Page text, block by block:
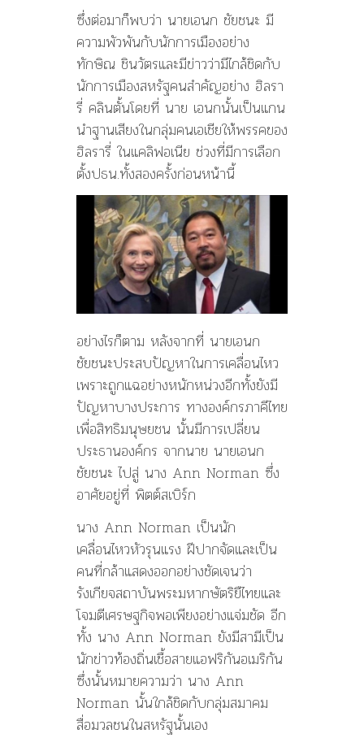
ซึ่งต่อมาก็พบว่า นายเอนก ชัยชนะ มี
ความพัวพันกับนักการเมืองอย่าง
ทักษิณ ชินวัตรและมีข่าวว่ามีไกล้ชิดกับ
นักการเมืองสหรัฐคนสำคัญอย่าง ฮิลรา
รี่ คลินตั้นโดยที่ นาย เอนกนั้นเป็นแกน
นำฐานเสียงในกลุ่มคนเอเชียให้พรรคของ
ฮิลรารี่ ในแคลิฟอเนีย ช่วงที่มีการเลือก
ตั้งปธน.ทั้งสองครั้งก่อนหน้านี้
อย่างไรก็ตาม หลังจากที่ นายเอนก
ชัยชนะประสบปัญหาในการเคลื่อนไหว
เพราะถูกแฉอย่างหนักหน่วงอีกทั้งยังมี
ปัญหาบางประการ ทางองค์กรภาคีไทย
เพื่อสิทธิมนุษยชน นั้นมีการเปลี่ยน
ประธานองค์กร จากนาย นายเอนก
ชัยชนะ ไปสู่ นาง Ann Norman ซึ่ง
อาศัยอยู่ที่ พิตต์สเบิร์ก
นาง Ann Norman เป็นนัก
เคลื่อนไหวหัวรุนแรง ฝีปากจัดและเป็น
คนที่กล้าแสดงออกอย่างชัดเจนว่า
รังเกียจสถาบันพระมหากษัตริยืไทยและ
โจมตีเศรษฐกิจพอเพียงอย่างแจ่มชัด อีก
ทั้ง นาง Ann Norman ยังมีสามีเป็น
นักข่าวท้องถิ่นเชื้อสายแอฟริกันอเมริกัน
ซึ่งนั้นหมายความว่า นาง Ann
Norman นั้นใกล้ชิดกับกลุ่มสมาคม
สื่อมวลชนในสหรัฐนั้นเอง